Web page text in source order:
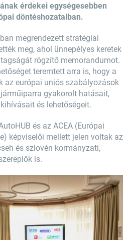
érdekei egységesebben
döntéshozatalban.
megrendezett stratégiai
meg, ahol ünnepélyes keretek
rögzítő memorandumot.
teremtett arra is, hogy a
az európai uniós szabályozások
gyakorolt hatásait,
és lehetőségeit.
és az ACEA (Európai
képviselői mellett jelen voltak az
és szlovén kormányzati,
is.